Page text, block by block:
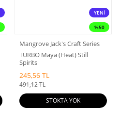
YENİ
%50
Mangrove Jack's Craft Series
TURBO Maya (Heat) Still
Spirits
245,56 TL
491,12 TL
STOKTA YOK